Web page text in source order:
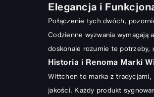
Elegancja i Funkcjonalność:
Historia i Renoma Marki
Unikalny Styl dla Współczesnego
Materiały i Jakość Wykonania:
Szlachetność Skóry Naturalnej
Trwałość i Odporność na
Elegancja i
Połączenie tych dwóch,
Codzienne wyzwania
doskonale rozumie te potrzeby,
Historia i Renoma Marki
Wittchen to marka z tradycjami,
jakości. Każdy produkt